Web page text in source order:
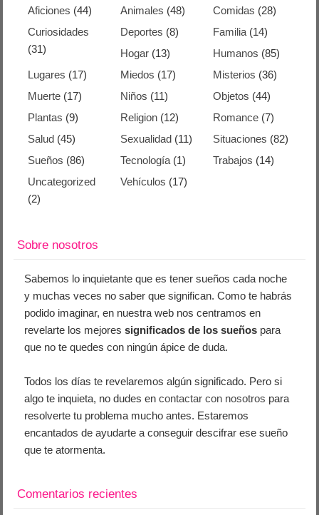
Aficiones (44) Animales (48) Comidas (28)
Curiosidades
(31)
Deportes (8) Familia(14)
Hogar (13) Humanos (85)
Lugares (17) Miedos (17) Misterios (36)
Muerte (17) Niños (11) Objetos (44)
Plantas (9) Religion (12) Romance(7)
Salud (45) Sexualidad (11) Situaciones (82)
Sueños (86) Tecnología (1) Trabajos (14)
Uncategorized
(2)
Vehículos (17)
Sobre nosotros
Sabemos lo inquietante que es tener sueños cada noche
y muchas veces no saber que significan. Como te habrás
podido imaginar, en nuestra web nos centramos en
revelarte los mejoressignificados de los sueños para
que no te quedes con ningún ápice de duda.
Todos los días te revelaremos algún significado. Pero si
algo te inquieta, no dudes encontactar con nosotros para
resolverte tu problema mucho antes. Estaremos
encantados de ayudarte a conseguir descifrar ese sueño
que te atormenta.
Comentarios recientes